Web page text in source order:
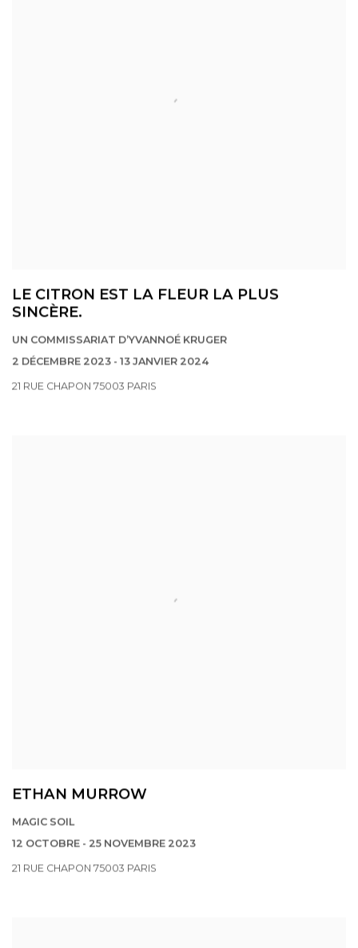
LE CITRON EST LA FLEUR LA PLUS
SINCÈRE.
UN COMMISSARIAT D’YVANNOÉ KRUGER
2 DÉCEMBRE 2023 - 13 JANVIER 2024
21 RUE CHAPON 75003 PARIS
ETHAN MURROW
MAGIC SOIL
12 OCTOBRE - 25 NOVEMBRE 2023
21 RUE CHAPON 75003 PARIS